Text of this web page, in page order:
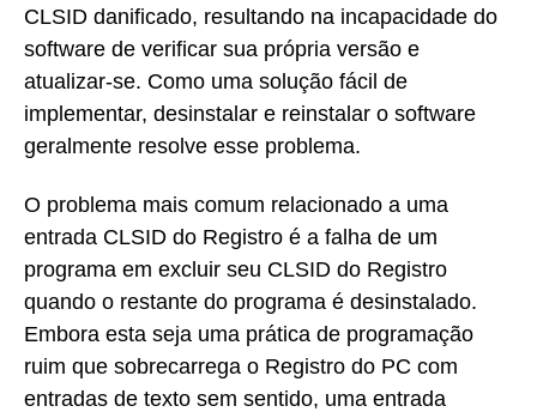
CLSID danificado, resultando na incapacidade do
software de verificar sua própria versão e
atualizar-se. Como uma solução fácil de
implementar, desinstalar e reinstalar o software
geralmente resolve esse problema.
O problema mais comum relacionado a uma
entrada CLSID do Registro é a falha de um
programa em excluir seu CLSID do Registro
quando o restante do programa é desinstalado.
Embora esta seja uma prática de programação
ruim que sobrecarrega o Registro do PC com
entradas de texto sem sentido, uma entrada